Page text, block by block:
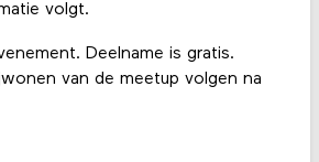
volgt.
Deelname is gratis.
van de meetup volgen na